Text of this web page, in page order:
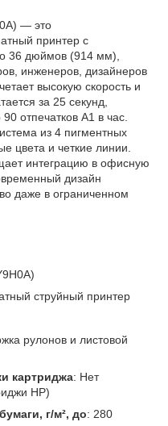
— это
принтер с
36 дюймов (914 мм),
инженеров, дизайнеров
высокую скорость и
за 25 секунд,
отпечатков A1 в час.
из 4 пигментных
цвета и четкие линии.
интеграцию в офисную
дизайн
даже в ограниченном
струйный принтер
рулонов и листовой
картриджа: Нет
HP)
г/м², до: 280